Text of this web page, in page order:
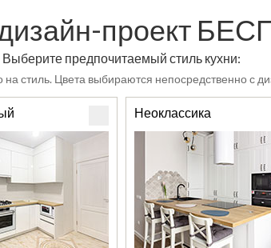
проект
Выберите предпочитаемый стиль кухни:
стиль. Цвета выбираются непосредственно с
Неоклассика